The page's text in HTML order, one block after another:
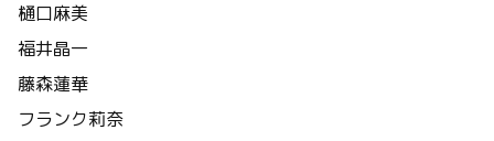
樋口麻美
福井晶一
藤森蓮華
フランク莉奈